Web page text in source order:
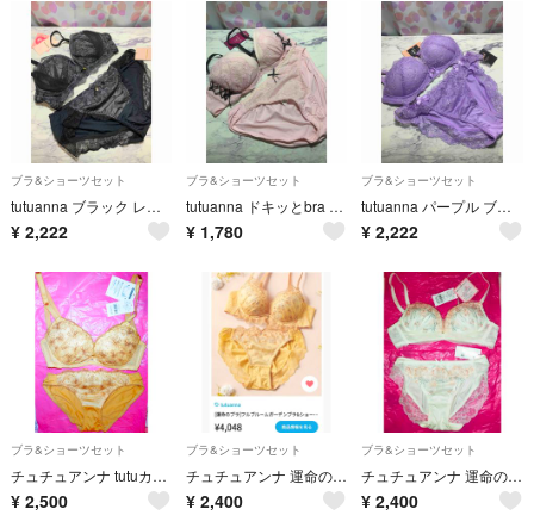
ブラ&ショーツセット
tutuanna ブラック レース ブラジャー ショーツ セット C65
¥ 2,222
ブラ&ショーツセット
tutuanna ドキッとbra ブラジャー ショーツ セット B75
¥ 1,780
ブラ&ショーツセット
tutuanna パープル ブラ＆ショーツセット D65
¥ 2,222
ブラ&ショーツセット
チュチュアンナ tutuカワブラ まいにち谷間じかん ブラ＆ショーツセット 谷間ワイヤータイプ イエロー 新品タグ付き
¥ 2,500
ブラ&ショーツセット
チュチュアンナ 運命のブラ フルブルームガーデンブラ＆ショーツセット イエロー 新品タグ付き
¥ 2,400
ブラ&ショーツセット
チュチュアンナ 運命のブラ A75 新品タグ付き
¥ 2,400